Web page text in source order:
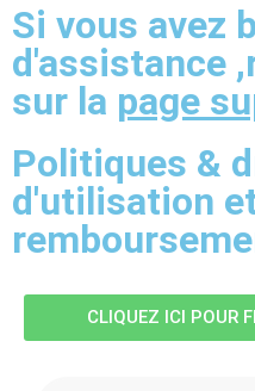
Si vous avez
d'assistance
sur la page
Politiques &
d'utilisation
CLIQUEZ ICI POUR